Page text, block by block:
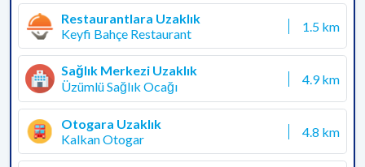
Restaurantlara Uzaklık
Keyfi Bahçe Restaurant
1.5 km
Sağlık Merkezi Uzaklık
Üzümlü Sağlık Ocağı
4.9 km
Otogara Uzaklık
Kalkan Otogar
4.8 km